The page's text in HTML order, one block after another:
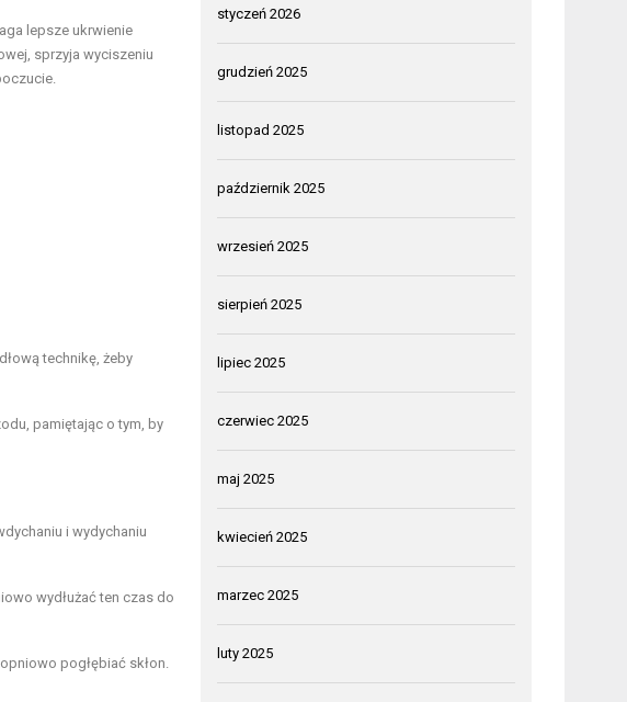
lepsze ukrwienie
, sprzyja wyciszeniu
technikę, żeby
pamiętając o tym, by
i wydychaniu
wydłużać ten czas do
pogłębiać skłon.
styczeń 2026
grudzień 2025
listopad 2025
październik 2025
wrzesień 2025
sierpień 2025
lipiec 2025
czerwiec 2025
maj 2025
kwiecień 2025
marzec 2025
luty 2025